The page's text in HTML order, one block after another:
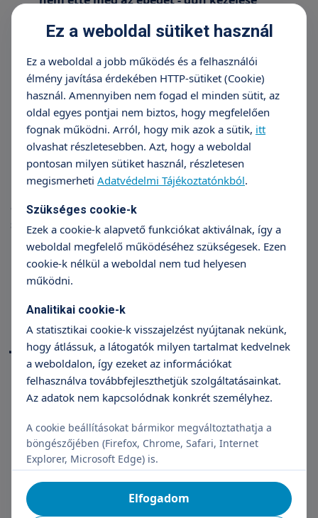
kezelése
a kisfiú az autókkal gyakran egy karambolt
játszik el - veszélyhelyzet kezelése
több gyermek esetén gyakori a háborús
helyzet megjelenítése, „kommandós játék” -
szociális konfliktusok kezelése
Egy kutatás arra is rávilágított, hogy az óvodások
között a játékosság és a megküzdési stratégiák
között közvetlen összefüggés van. Azok a gyerekek,
akik többet játszottak – ezáltal jobban fejlődtek
szociális képességeik és többet vettek részt társas
helyzetekben –, jobb megküzdési stratégiával
rendelkeztek.
Hogyan segíthetjük
gyermekünk fejlődését a
játékon keresztül?
Tegyük el az elektronikai eszközöket,
kapcsoljuk ki a TV-t.
Legyen olyan ingergazdag környezet,
amelyben a gyermek az összes érzékszervét
használni tudja és különböző ingerek érhetik a
látását, tapintását, hallását.
Minél több időt tölthessenek kint a szabadban,
ahol felfedezhetik a világot.
Engedjük szabadon művészkedni őket,
Ez a weboldal sütiket használ
Ez a weboldal a jobb működés és a felhasználói
élmény javítása érdekében HTTP-sütiket (Cookie)
használ. Amennyiben nem fogad el minden sütit, az
oldal egyes pontjai nem biztos, hogy megfelelően
fognak működni. Arról, hogy mik azok a sütik, itt
olvashat részletesebben. Azt, hogy a weboldal
pontosan milyen sütiket használ, részletesen
megismerheti Adatvédelmi Tájékoztatónkból.
Szükséges cookie-k
Ezek a cookie-k alapvető funkciókat aktiválnak, így a
weboldal megfelelő működéséhez szükségesek. Ezen
cookie-k nélkül a weboldal nem tud helyesen
működni.
Analitikai cookie-k
A statisztikai cookie-k visszajelzést nyújtanak nekünk,
hogy átlássuk, a látogatók milyen tartalmat kedvelnek
a weboldalon, így ezeket az információkat
felhasználva továbbfejleszthetjük szolgáltatásainkat.
Az adatok nem kapcsolódnak konkrét személyhez.
A cookie beállításokat bármikor megváltoztathatja a
böngészőjében (Firefox, Chrome, Safari, Internet
Explorer, Microsoft Edge) is.
Elfogadom